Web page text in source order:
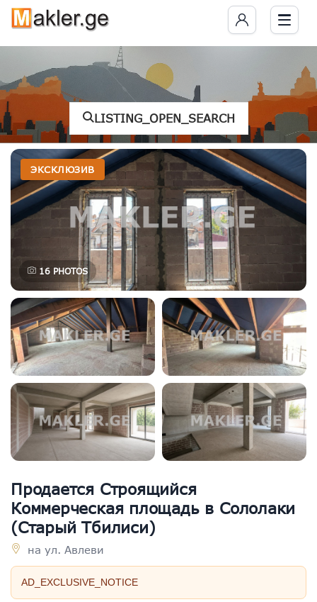
LISTING_OPEN_SEARCH
ЭКСКЛЮЗИВ
16 PHOTOS
Продается Строящийся
Коммерческая площадь в Сололаки
(Старый Тбилиси)
на ул. Авлеви
AD_EXCLUSIVE_NOTICE